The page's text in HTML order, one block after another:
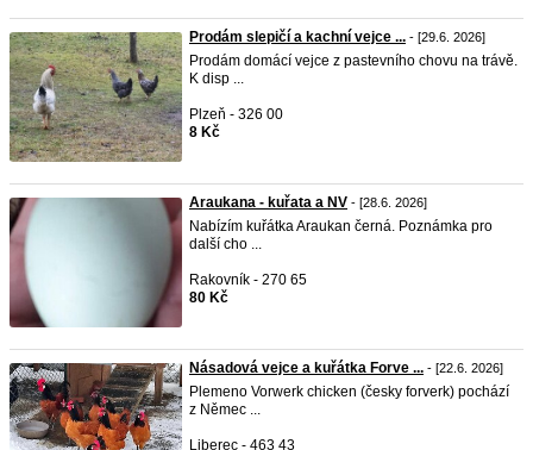
Prodám slepičí a kachní vejce ... - [29.6. 2026]
Prodám domácí vejce z pastevního chovu na trávě.
K disp ...
Plzeň - 326 00
8 Kč
Araukana - kuřata a NV - [28.6. 2026]
Nabízím kuřátka Araukan černá. Poznámka pro
další cho ...
Rakovník - 270 65
80 Kč
Násadová vejce a kuřátka Forve ... - [22.6. 2026]
Plemeno Vorwerk chicken (česky forverk) pochází
z Němec ...
Liberec - 463 43